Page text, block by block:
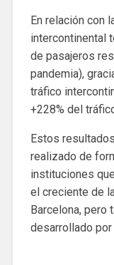
En relación con
intercontinental
de pasajeros
pandemia),
tráfico
+228% del
Estos
realizado de
instituciones
el creciente de
Barcelona, pero
desarrollado